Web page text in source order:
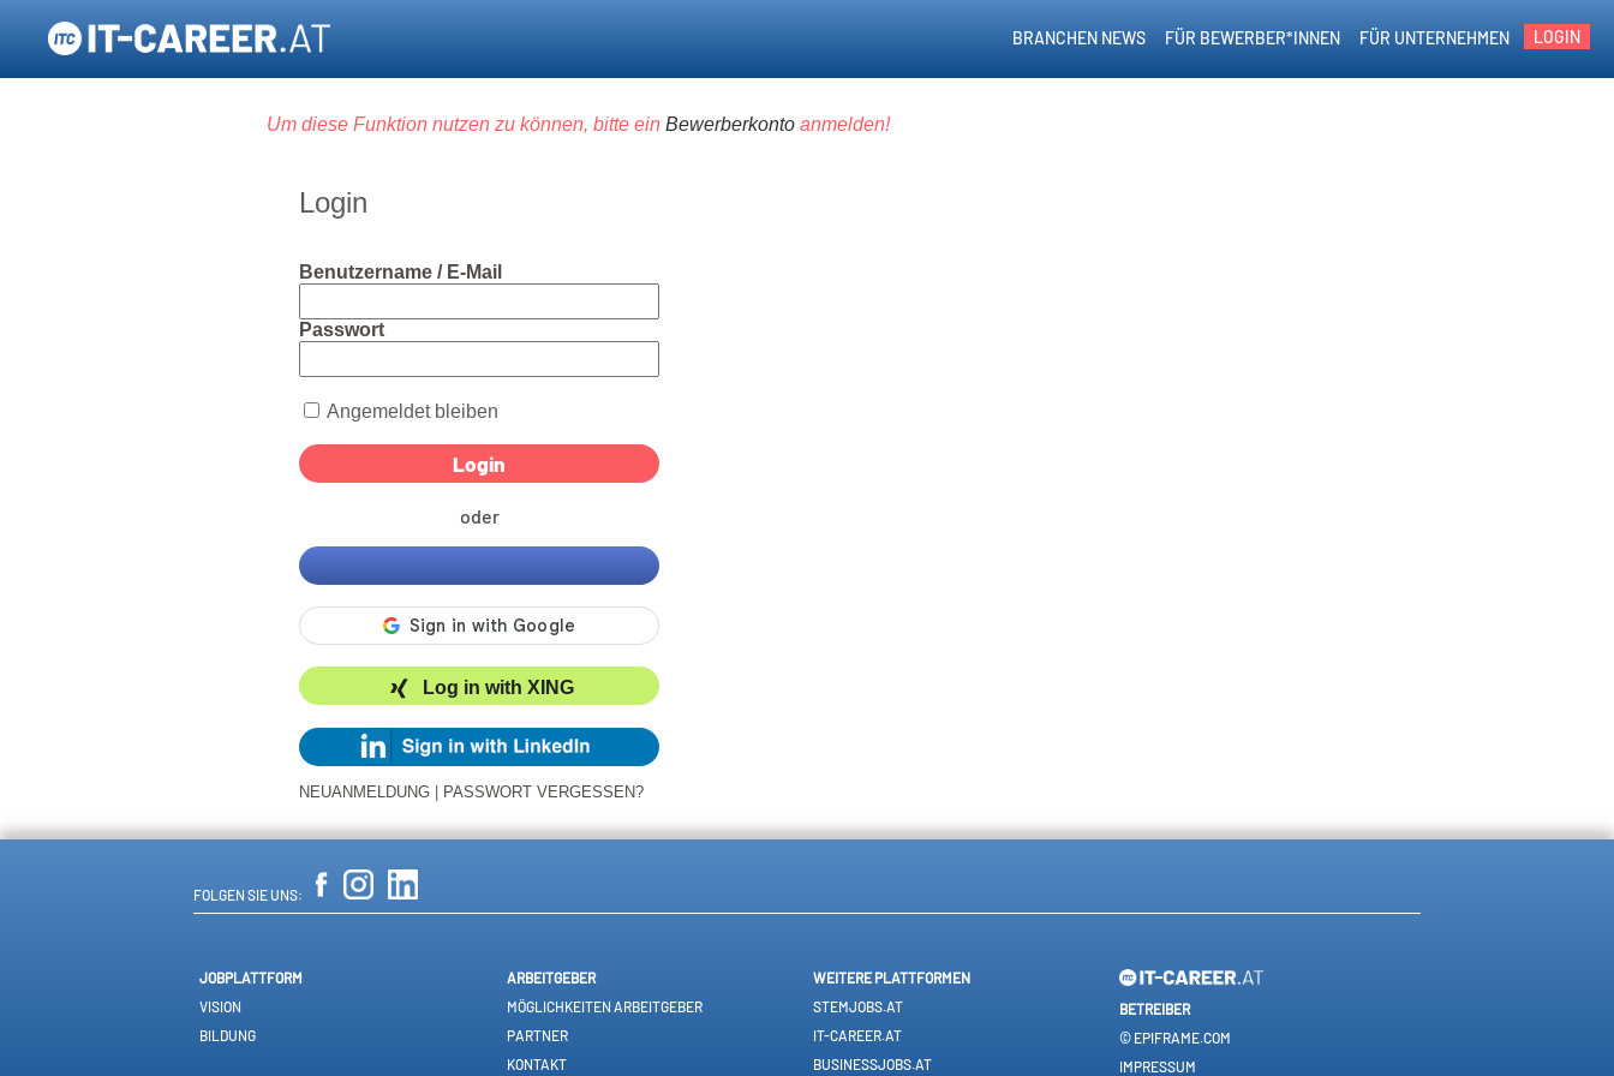
LOGIN
FÜR UNTERNEHMEN
FÜR BEWERBER*INNEN
BRANCHEN NEWS
Um diese Funktion nutzen zu können, bitte ein Bewerberkonto anmelden!
Login
Benutzername / E-Mail
Passwort
Angemeldet bleiben
oder
Log in with XING
NEUANMELDUNG PASSWORT VERGESSEN?
FOLGEN SIE UNS:
JOBPLATTFORM
VISION
BILDUNG
ARBEITGEBER
MÖGLICHKEITEN ARBEITGEBER
PARTNER
KONTAKT
WEITERE PLATTFORMEN
STEMJOBS.AT
IT-CAREER.AT
BUSINESSJOBS.AT
BETREIBER
© EPIFRAME.COM
IMPRESSUM